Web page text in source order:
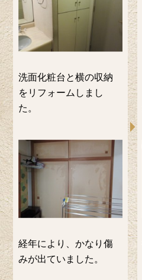
洗面化粧台と横の収納
をリフォームしまし
た。
経年により、かなり傷
みが出ていました。